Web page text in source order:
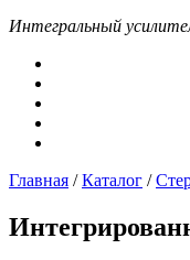
Интегральный
Главная /Каталог /